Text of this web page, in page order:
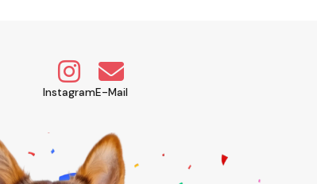
InstagramE-Mail